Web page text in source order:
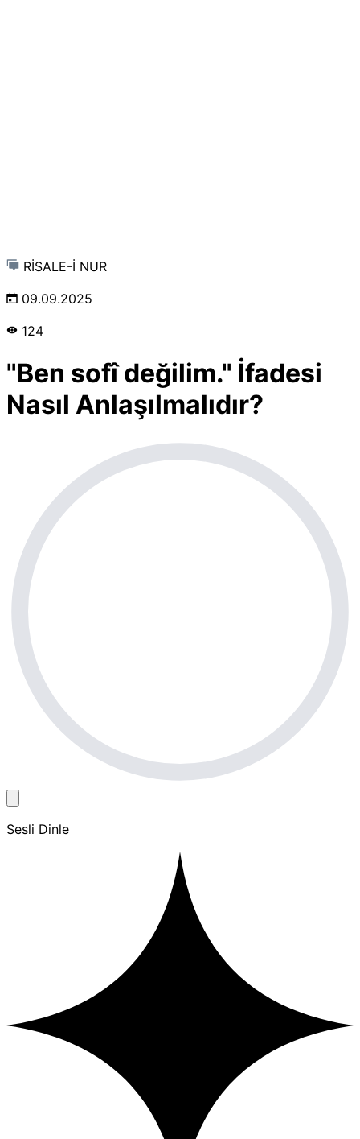
RİSALE-İ NUR
09.09.2025
124
"Ben sofî değilim." İfadesi
Nasıl Anlaşılmalıdır?
Sesli Dinle